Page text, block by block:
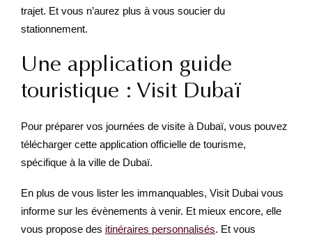
trajet. Et vous n’aurez plus à vous soucier du
stationnement.
Une application guide
touristique : Visit Dubaï
Pour préparer vos journées de visite à Dubaï, vous pouvez
télécharger cette application officielle de tourisme,
spécifique à la ville de Dubaï.
En plus de vous lister les immanquables, Visit Dubai vous
informe sur les évènements à venir. Et mieux encore, elle
vous propose des itinéraires personnalisés. Et vous